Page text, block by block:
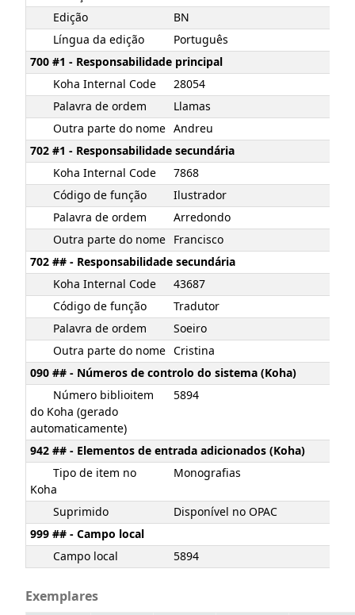
Edição
BN
Língua da edição
Português
700 #1 - Responsabilidade principal
Koha Internal Code
28054
Palavra de ordem
Llamas
Outra parte do nome Andreu
702 #1 - Responsabilidade secundária
Koha Internal Code
7868
Código de função
Ilustrador
Palavra de ordem
Arredondo
Outra parte do nome Francisco
702 ## - Responsabilidade secundária
Koha Internal Code
43687
Código de função
Tradutor
Palavra de ordem
Soeiro
Outra parte do nome Cristina
090 ## - Números de controlo do sistema (Koha)
Número biblioitem
do Koha (gerado
automaticamente)
5894
942 ## - Elementos de entrada adicionados (Koha)
Tipo de item no
Koha
Monografias
Suprimido
Disponível no OPAC
999 ## - Campo local
Campo local
5894
Exemplares